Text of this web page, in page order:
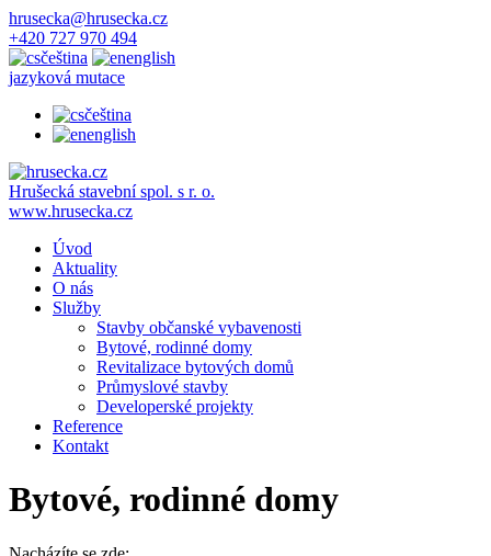
hrusecka@hrusecka.cz
+420 727 970 494
čeština
english
jazyková mutace
čeština
english
Hrušecká stavební spol. s r. o.
www.hrusecka.cz
Úvod
Aktuality
O nás
Služby
Stavby občanské vybavenosti
Bytové, rodinné domy
Revitalizace bytových domů
Průmyslové stavby
Developerské projekty
Reference
Kontakt
Bytové, rodinné domy